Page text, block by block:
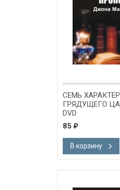
СЕМЬ
ГРЯДУЩЕГО
DVD
85 ₽
В корзину